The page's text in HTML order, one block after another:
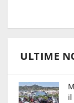
ULTIME
il